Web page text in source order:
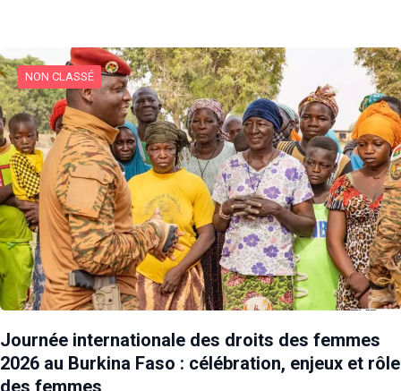
NON CLASSÉ
Journée internationale des droits des femmes
2026 au Burkina Faso : célébration, enjeux et rôle
des femmes